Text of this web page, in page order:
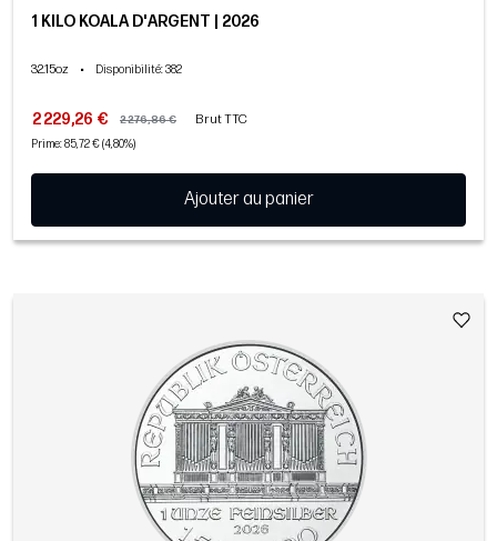
1 KILO KOALA D'ARGENT | 2026
32.15oz • Disponibilité: 382
2 229,26 € 2 276,86 € Brut TTC
Prime: 85,72 € (4,80%)
Ajouter au panier